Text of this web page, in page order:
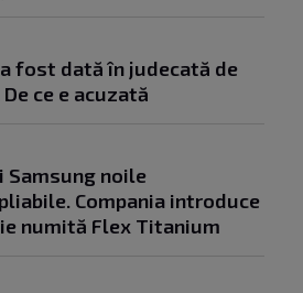
fost dată în judecată de
ce e acuzată
Samsung noile
Compania introduce
numită Flex Titanium